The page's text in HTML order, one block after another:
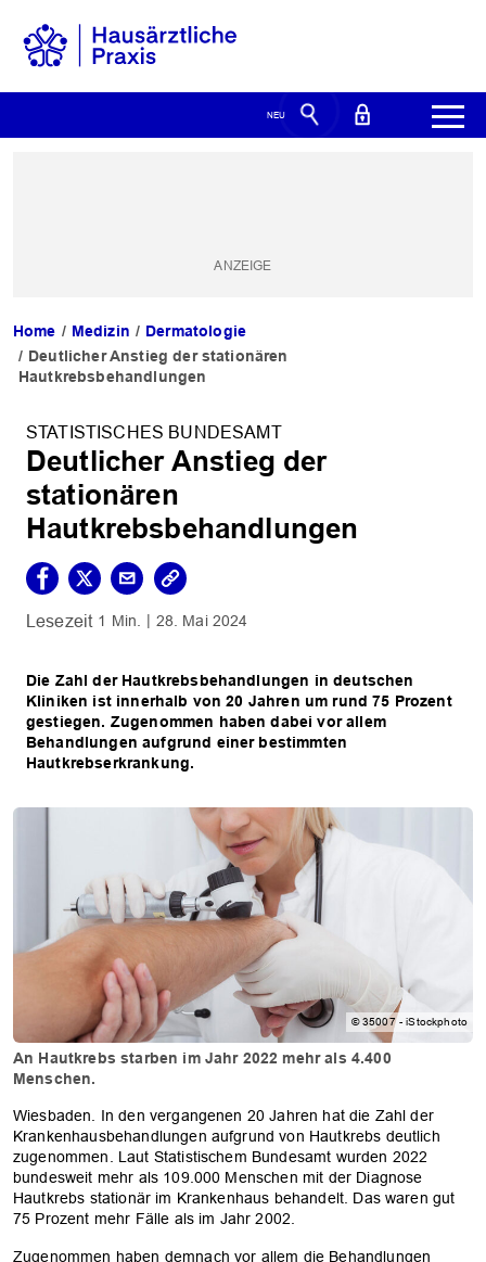
Home Medizin
Dermatologie
Deutlicher Anstieg der stationären
Hautkrebsbehandlungen
STATISTISCHES BUNDESAMT
Deutlicher Anstieg der
stationären
Hautkrebsbehandlungen
1 Min. 28. Mai 2024
Die Zahl der Hautkrebsbehandlungen in deutschen
Kliniken ist innerhalb von 20 Jahren um rund 75 Prozent
gestiegen. Zugenommen haben dabei vor allem
Behandlungen aufgrund einer bestimmten
Hautkrebserkrankung.
© 35007 - iStockphoto
An Hautkrebs starben im Jahr 2022 mehr als 4.400
Menschen.
Wiesbaden. In den vergangenen 20 Jahren hat die Zahl der
Krankenhausbehandlungen aufgrund von Hautkrebs deutlich
zugenommen. Laut Statistischem Bundesamt wurden 2022
bundesweit mehr als 109.000 Menschen mit der Diagnose
Hautkrebs stationär im Krankenhaus behandelt. Das waren gut
75 Prozent mehr Fälle als im Jahr 2002.
Zugenommen haben demnach vor allem die Behandlungen